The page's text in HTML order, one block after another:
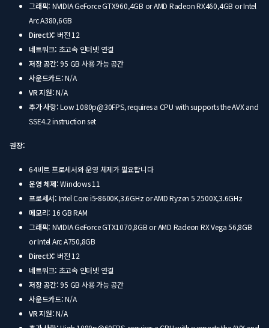
그래픽: NVIDIA GeForce GTX960,4GB or AMD Radeon RX460,4GB or Intel
Arc A380,6GB
DirectX: 버전 12
네트워크: 초고속 인터넷 연결
저장 공간:95 GB 사용 가능 공간
사운드카드:N/A
VR 지원:N/A
추가 사항:Low 1080p@30FPS, requires a CPU with supports the AVX and
SSE4.2 instruction set
권장:
64비트 프로세서와 운영 체제가 필요합니다
운영 체제:Windows 11
프로세서: Intel Core i5-8600K,3.6GHz or AMD Ryzen 5 2500X,3.6GHz
메모리: 16 GB RAM
그래픽: NVIDIA GeForce GTX1070,8GB or AMD Radeon RX Vega 56,8GB
or Intel Arc A750,8GB
DirectX: 버전 12
네트워크: 초고속 인터넷 연결
저장 공간:95 GB 사용 가능 공간
사운드카드:N/A
VR 지원:N/A